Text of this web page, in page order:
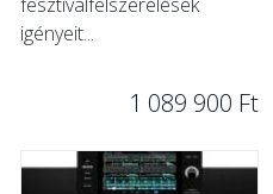
igényeit...
1 089 900 Ft